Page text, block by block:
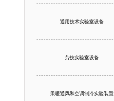
通用技术实验室设备
劳技实验室设备
采暖通风和空调制冷实验装置